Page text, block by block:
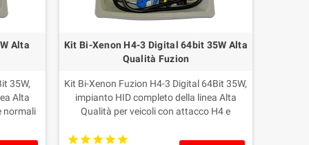
Alta
35W,
Alta
normali
Kit Bi-Xenon H4-3 Digital 64bit 35W Alta
Qualità Fuzion
Kit Bi-Xenon Fuzion H4-3 Digital 64Bit 35W,
impianto HID completo della linea Alta
Qualità per veicoli con attacco H4 e
stessa lampada.Include centraline/Ballast